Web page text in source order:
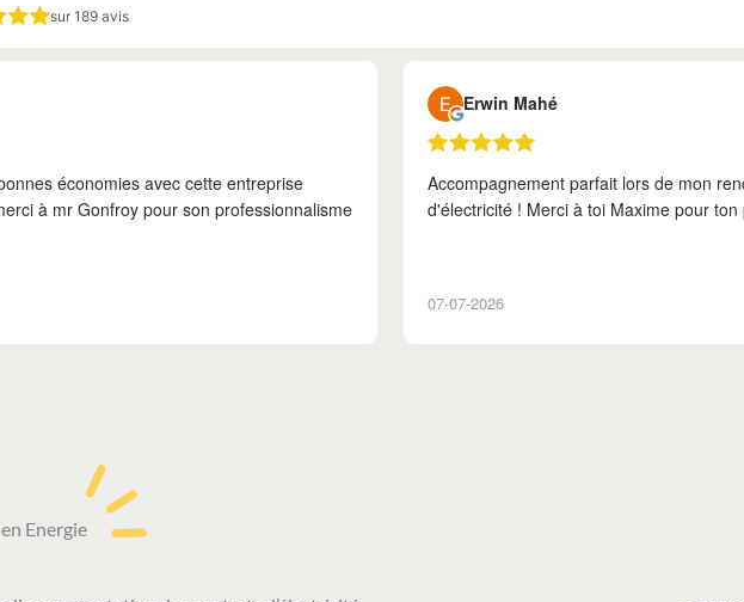
sur 189 avis
lors de mon renouvellement de contrat
Maxime pour ton professionnalisme !
Marion Roulleau
Agent disponible et efficace, je
19-06-2026
Energie